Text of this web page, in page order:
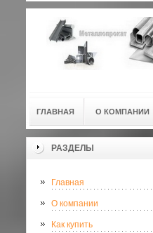
ГЛАВНАЯ О КОМПАНИИ
РАЗДЕЛЫ
Главная
О компании
Как купить